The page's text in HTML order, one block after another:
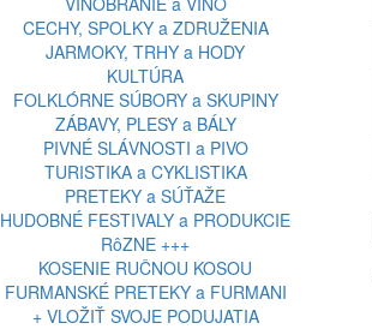
CECHY, SPOLKY a ZDRUŽENIA
JARMOKY, TRHY a HODY
KULTÚRA
FOLKLÓRNE SÚBORY a SKUPINY
ZÁBAVY, PLESY a BÁLY
PIVNÉ SLÁVNOSTI a PIVO
TURISTIKA a CYKLISTIKA
PRETEKY a SÚŤAŽE
HUDOBNÉ FESTIVALY a PRODUKCIE
RôZNE +++
KOSENIE RUČNOU KOSOU
FURMANSKÉ PRETEKY a FURMANI
+ VLOŽIŤ SVOJE PODUJATIA